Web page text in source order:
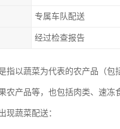
专属车队配送
经过检查报告
指以蔬菜为代表的农产品（
农产品等，也包括肉类、速冻
现蔬菜配送：